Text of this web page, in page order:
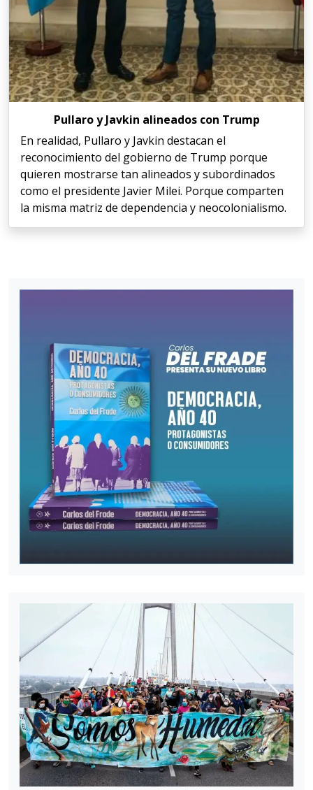
Pullaro y Javkin alineados con Trump
En realidad, Pullaro y Javkin destacan el
reconocimiento del gobierno de Trump porque
quieren mostrarse tan alineados y subordinados
como el presidente Javier Milei. Porque comparten
la misma matriz de dependencia y neocolonialismo.